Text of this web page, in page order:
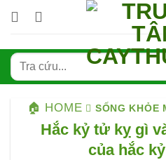
qua
dung
🏠 HOME SỐNG KHỎE
Hắc kỷ tử kỵ gì
của hắc